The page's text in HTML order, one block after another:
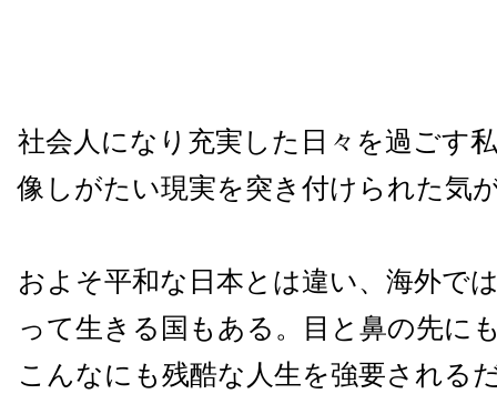
社会人になり充実した日々を過ごす
像しがたい現実を突き付けられた気
およそ平和な日本とは違い、海外で
って生きる国もある。目と鼻の先に
こんなにも残酷な人生を強要される